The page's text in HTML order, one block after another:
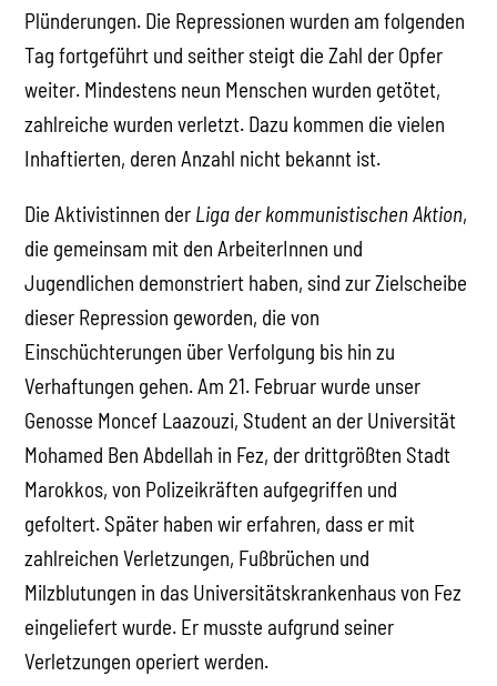
Plünderungen. Die Repressionen wurden am folgenden
Tag fortgeführt und seither steigt die Zahl der Opfer
weiter. Mindestens neun Menschen wurden getötet,
zahlreiche wurden verletzt. Dazu kommen die vielen
Inhaftierten, deren Anzahl nicht bekannt ist.
Die Aktivistinnen der Liga der kommunistischen Aktion,
die gemeinsam mit den ArbeiterInnen und
Jugendlichen demonstriert haben, sind zur Zielscheibe
dieser Repression geworden, die von
Einschüchterungen über Verfolgung bis hin zu
Verhaftungen gehen. Am 21. Februar wurde unser
Genosse Moncef Laazouzi, Student an der Universität
Mohamed Ben Abdellah in Fez, der drittgrößten Stadt
Marokkos, von Polizeikräften aufgegriffen und
gefoltert. Später haben wir erfahren, dass er mit
zahlreichen Verletzungen, Fußbrüchen und
Milzblutungen in das Universitätskrankenhaus von Fez
eingeliefert wurde. Er musste aufgrund seiner
Verletzungen operiert werden.